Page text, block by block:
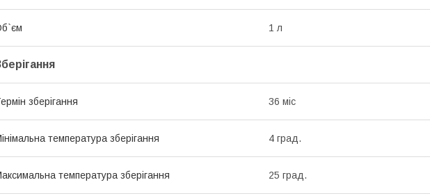
1 л
зберігання 36 міс
температура зберігання 4 град.
температура зберігання 25 град.